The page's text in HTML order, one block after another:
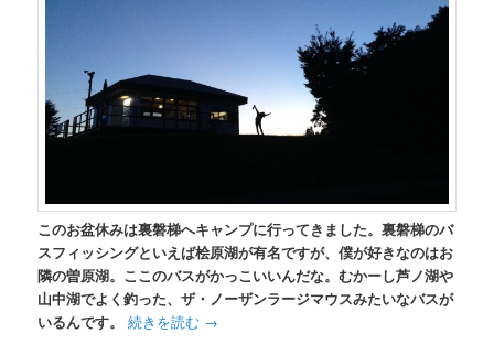
このお盆休みは裏磐梯へキャンプに行ってきました。裏磐梯のバ
スフィッシングといえば桧原湖が有名ですが、僕が好きなのはお
隣の曽原湖。ここのバスがかっこいいんだな。むかーし芦ノ湖や
山中湖でよく釣った、ザ・ノーザンラージマウスみたいなバスが
いるんです。
続きを読む →